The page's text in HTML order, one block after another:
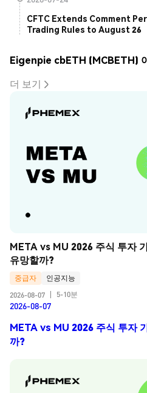
CFTC Extends Comment
Trading Rules to August 26
Eigenpie cbETH (MCBETH)
더 보기
META vs MU 2026 주식 투자
유망할까?
중급자
인공지능
2026-08-07
5-10분
2026-08-07
META vs MU 2026 주식 투자
까?